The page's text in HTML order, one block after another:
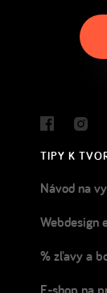
TIPY K
Návod na
Webdesign
% zľavy a